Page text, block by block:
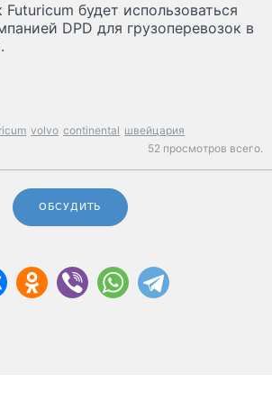
Futuricum будет использоваться
DPD для грузоперевозок в
volvo continental швейцария
52 просмотров всего.
ОБСУДИТЬ